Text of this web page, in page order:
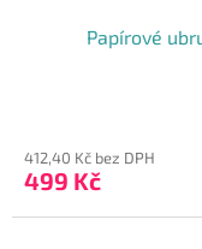
Papírové
produktu
je
412,40 Kč bez DPH
499 Kč